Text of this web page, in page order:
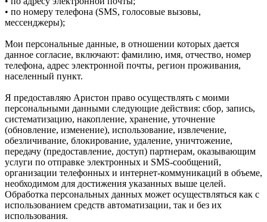
• по номеру телефона (SMS, голосовые вызовы,
мессенджеры);
Мои персональные данные, в отношении которых дается
данное согласие, включают: фамилию, имя, отчество, номер
телефона, адрес электронной почты, регион проживания,
населенный пункт.
Я предоставляю Аристон право осуществлять с моими
персональными данными следующие действия: сбор, запись,
систематизацию, накопление, хранение, уточнение
(обновление, изменение), использование, извлечение,
обезличивание, блокирование, удаление, уничтожение,
передачу (предоставление, доступ) партнерам, оказывающим
услуги по отправке электронных и SMS‑сообщений,
организации телефонных и интернет‑коммуникаций в объеме,
необходимом для достижения указанных выше целей.
Обработка персональных данных может осуществляться как с
использованием средств автоматизации, так и без их
использования.